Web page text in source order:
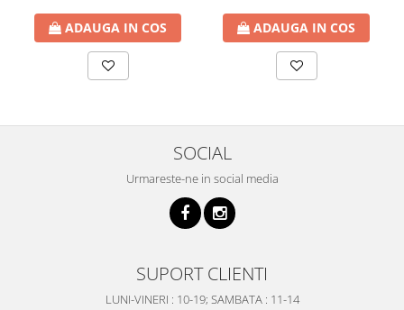
ADAUGA IN COS ADAUGA IN COS
SOCIAL
Urmareste-ne in social media
SUPORT CLIENTI
LUNI-VINERI : 10-19; SAMBATA : 11-14